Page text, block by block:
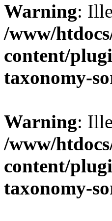
Warning:
/www/
content/
taxonomy-
Warning:
/www/
content/
taxonomy-